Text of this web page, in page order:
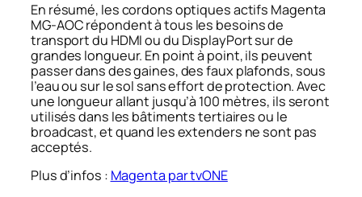
En résumé, les cordons optiques actifs Magenta
MG-AOC répondent à tous les besoins de
transport du HDMI ou du DisplayPort sur de
grandes longueur. En point à point, ils peuvent
passer dans des gaines, des faux plafonds, sous
l’eau ou sur le sol sans effort de protection. Avec
une longueur allant jusqu’à 100 mètres, ils seront
utilisés dans les bâtiments tertiaires ou le
broadcast, et quand les extenders ne sont pas
acceptés.
Plus d’infos : Magenta par tvONE